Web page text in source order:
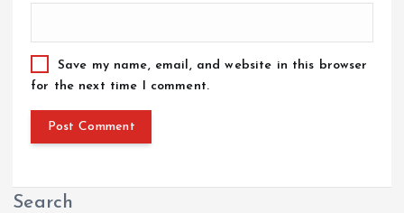
Save my name, email, and website in this browser
for the next time I comment.
Search